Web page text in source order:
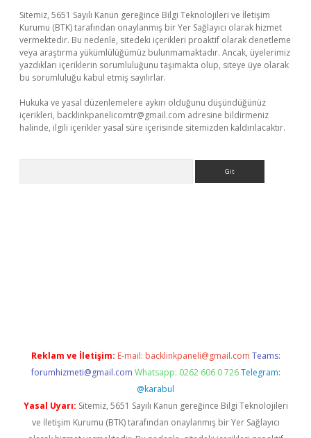
Sitemiz, 5651 Sayılı Kanun gereğince Bilgi Teknolojileri ve İletişim
Kurumu (BTK) tarafından onaylanmış bir Yer Sağlayıcı olarak hizmet
vermektedir. Bu nedenle, sitedeki içerikleri proaktif olarak denetleme
veya araştırma yükümlülüğümüz bulunmamaktadır. Ancak, üyelerimiz
yazdıkları içeriklerin sorumluluğunu taşımakta olup, siteye üye olarak
bu sorumluluğu kabul etmiş sayılırlar.
Hukuka ve yasal düzenlemelere aykırı olduğunu düşündüğünüz
içerikleri, backlinkpanelicomtr@gmail.com adresine bildirmeniz
halinde, ilgili içerikler yasal süre içerisinde sitemizden kaldırılacaktır.
Reklam ve İletişim: E-mail: backlinkpaneli@gmail.com Teams:
forumhizmeti@gmail.com Whatsapp: 0262 606 0 726 Telegram:
@karabul
Yasal Uyarı: Sitemiz, 5651 Sayılı Kanun gereğince Bilgi Teknolojileri
ve İletişim Kurumu (BTK) tarafından onaylanmış bir Yer Sağlayıcı